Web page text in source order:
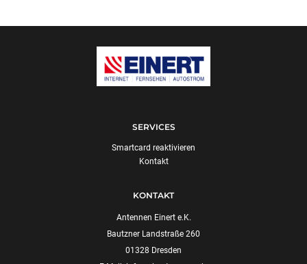
SERVICES
Smartcard reaktivieren
Kontakt
KONTAKT
Antennen Einert e.K.
Bautzner Landstraße 260
01328 Dresden